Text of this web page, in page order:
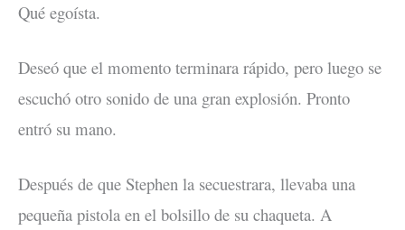
Qué egoísta.
Deseó que el momento terminara rápido, pero luego se
escuchó otro sonido de una gran explosión. Pronto
entró su mano.
Después de que Stephen la secuestrara, llevaba una
pequeña pistola en el bolsillo de su chaqueta. A